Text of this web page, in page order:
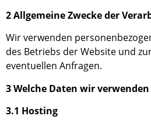
2 Allgemeine Zwecke der
Wir verwenden
des Betriebs der Website und
eventuellen Anfragen.
3 Welche Daten wir
3.1 Hosting